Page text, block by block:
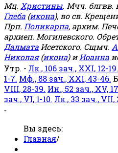
Мц. Христины. Мчч. блгвв.
Глеба (икона), во св.
Прп. Поликарпа, архим.
архиеп. Могилевского.
Далмата Исетского. Сщмч.
Николая(икона) иИоанна
Утр. - Лк., 106 зач., XXI, 12-19.
1-7. Мф., 88 зач., XXI, 43-46.
VIII, 28-39. Ин., 52 зач., XV,
зач., VI, 1-10. Лк., 33 зач., VII,
-
Вы здесь:
Главная/